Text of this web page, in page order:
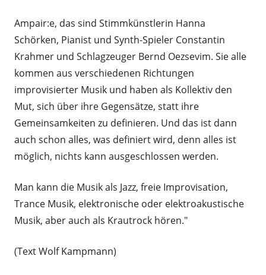
Ampair:e, das sind Stimmkünstlerin Hanna
Schörken, Pianist und Synth-Spieler Constantin
Krahmer und Schlagzeuger Bernd Oezsevim. Sie alle
kommen aus verschiedenen Richtungen
improvisierter Musik und haben als Kollektiv den
Mut, sich über ihre Gegensätze, statt ihre
Gemeinsamkeiten zu definieren. Und das ist dann
auch schon alles, was definiert wird, denn alles ist
möglich, nichts kann ausgeschlossen werden.
Man kann die Musik als Jazz, freie Improvisation,
Trance Musik, elektronische oder elektroakustische
Musik, aber auch als Krautrock hören."
(Text Wolf Kampmann)